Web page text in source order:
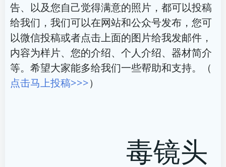
告、以及您自己觉得满意的照片，都可以投稿
给我们，我们可以在网站和公众号发布，您可
以微信投稿或者点击上面的图片给我发邮件，
内容为样片、您的介绍、个人介绍、器材简介
等。希望大家能多给我们一些帮助和支持。（
点击马上投稿>>>）
毒镜头